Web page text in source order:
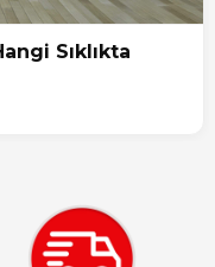
Sıklıkta